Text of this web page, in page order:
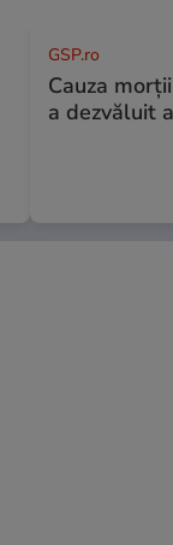
GSP.ro
Cauza
a dezvăluit